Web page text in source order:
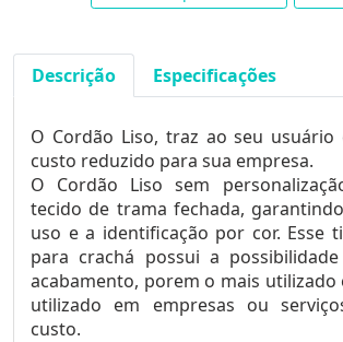
Descrição Especificações
O Cordão Liso, traz ao seu
custo reduzido para sua empresa.
O Cordão Liso sem
tecido de trama fechada,
uso e a identificação por cor. Esse
para crachá possui a
acabamento, porem o mais utilizado
utilizado em empresas ou
custo.